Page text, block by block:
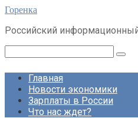
Перейти
контенту
Горенка
Российский
Главная
Новости экономики
Зарплаты в России
Что нас ждет?